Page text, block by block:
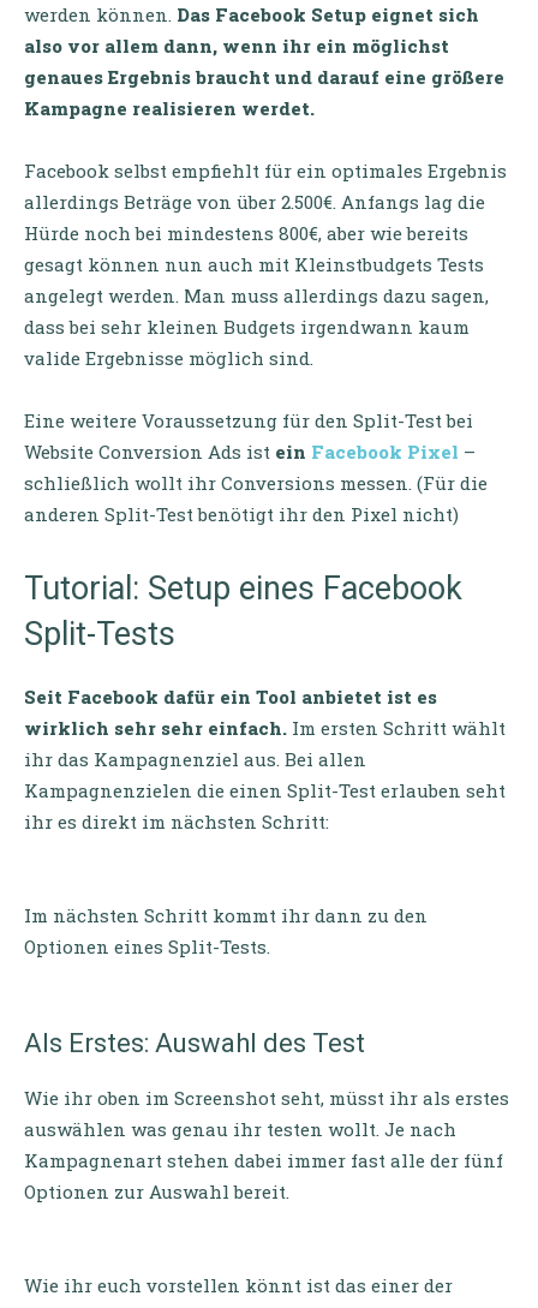
werden können. Das Facebook Setup eignet sich
also vor allem dann, wenn ihr ein möglichst
genaues Ergebnis braucht und darauf eine größere
Kampagne realisieren werdet.
Facebook selbst empfiehlt für ein optimales Ergebnis
allerdings Beträge von über 2.500€. Anfangs lag die
Hürde noch bei mindestens 800€, aber wie bereits
gesagt können nun auch mit Kleinstbudgets Tests
angelegt werden. Man muss allerdings dazu sagen,
dass bei sehr kleinen Budgets irgendwann kaum
valide Ergebnisse möglich sind.
Eine weitere Voraussetzung für den Split-Test bei
Website Conversion Ads ist ein Facebook Pixel –
schließlich wollt ihr Conversions messen. (Für die
anderen Split-Test benötigt ihr den Pixel nicht)
Tutorial: Setup eines Facebook
Split-Tests
Seit Facebook dafür ein Tool anbietet ist es
wirklich sehr sehr einfach. Im ersten Schritt wählt
ihr das Kampagnenziel aus. Bei allen
Kampagnenzielen die einen Split-Test erlauben seht
ihr es direkt im nächsten Schritt:
Im nächsten Schritt kommt ihr dann zu den
Optionen eines Split-Tests.
Als Erstes: Auswahl des Test
Wie ihr oben im Screenshot seht, müsst ihr als erstes
auswählen was genau ihr testen wollt. Je nach
Kampagnenart stehen dabei immer fast alle der fünf
Optionen zur Auswahl bereit.
Wie ihr euch vorstellen könnt ist das einer der